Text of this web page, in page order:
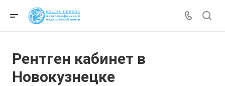
Рентген кабинет в
Новокузнецке